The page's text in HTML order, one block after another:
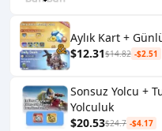
Aylık Kart +
$12.31$14.82 -$2.51
Sonsuz Yolcu +
Yolculuk
$20.53$24.7 -$4.17